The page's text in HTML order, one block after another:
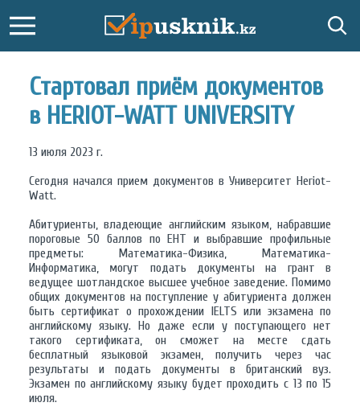
Стартовал приём документов
в HERIOT-WATT UNIVERSITY
13 июля 2023 г.
Сегодня начался прием документов в Университет Heriot-
Watt.
Абитуриенты, владеющие английским языком, набравшие
пороговые 50 баллов по ЕНТ и выбравшие профильные
предметы: Математика-Физика, Математика-
Информатика, могут подать документы на грант в
ведущее шотландское высшее учебное заведение. Помимо
общих документов на поступление у абитуриента должен
быть сертификат о прохождении IELTS или экзамена по
английскому языку. Но даже если у поступающего нет
такого сертификата, он сможет на месте сдать
бесплатный языковой экзамен, получить через час
результаты и подать документы в британский вуз.
Экзамен по английскому языку будет проходить с 13 по 15
июля.